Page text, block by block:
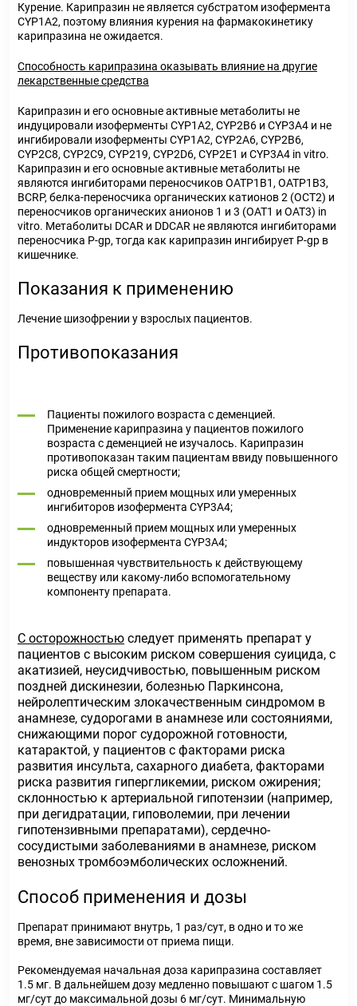
Курение. Карипразин не является субстратом изофермента
CYP1A2, поэтому влияния курения на фармакокинетику
карипразина не ожидается.
Способность карипразина оказывать влияние на другие
лекарственные средства
Карипразин и его основные активные метаболиты не
индуцировали изоферменты CYP1А2, CYP2B6 и CYP3A4 и не
ингибировали изоферменты CYP1А2, CYP2A6, CYP2B6,
CYP2C8, CYP2C9, CYP219, CYP2D6, CYP2E1 и CYP3A4 in vitro.
Карипразин и его основные активные метаболиты не
являются ингибиторами переносчиков ОАТР1В1, ОАТР1В3,
BCRP, белка-переносчика органических катионов 2 (ОСТ2) и
переносчиков органических анионов 1 и 3 (ОАТ1 и ОАТ3) in
vitro. Метаболиты DCAR и DDCAR не являются ингибиторами
переносчика P-gp, тогда как карипразин ингибирует P-gp в
кишечнике.
Показания к применению
Лечение шизофрении у взрослых пациентов.
Противопоказания
Пациенты пожилого возраста с деменцией.
Применение карипразина у пациентов пожилого
возраста с деменцией не изучалось. Карипразин
противопоказан таким пациентам ввиду повышенного
риска общей смертности;
одновременный прием мощных или умеренных
ингибиторов изофермента CYP3A4;
одновременный прием мощных или умеренных
индукторов изофермента CYP3A4;
повышенная чувствительность к действующему
веществу или какому-либо вспомогательному
компоненту препарата.
С осторожностью следует применять препарат у
пациентов с высоким риском совершения суицида, с
акатизией, неусидчивостью, повышенным риском
поздней дискинезии, болезнью Паркинсона,
нейролептическим злокачественным синдромом в
анамнезе, судорогами в анамнезе или состояниями,
снижающими порог судорожной готовности,
катарактой, у пациентов с факторами риска
развития инсульта, сахарного диабета, факторами
риска развития гипергликемии, риском ожирения;
склонностью к артериальной гипотензии (например,
при дегидратации, гиповолемии, при лечении
гипотензивными препаратами), сердечно-
сосудистыми заболеваниями в анамнезе, риском
венозных тромбоэмболических осложнений.
Способ применения и дозы
Препарат принимают внутрь, 1 раз/сут, в одно и то же
время, вне зависимости от приема пищи.
Рекомендуемая начальная доза карипразина составляет
1.5 мг. В дальнейшем дозу медленно повышают с шагом 1.5
мг/сут до максимальной дозы 6 мг/сут. Минимальную